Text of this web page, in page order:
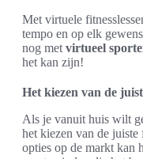
Met virtuele
tempo en op elk
nog met virtueel
het kan zijn!
Het kiezen van de
Als je vanuit huis wilt
het kiezen van de juiste
opties op de markt kan